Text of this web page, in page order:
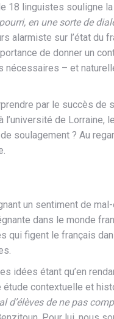
18 linguistes souligne
en une sorte de
alarmiste sur l’état du
de donner un
nécessaires – et
par le succès de
de Lorraine,
soulagement ? Au
un sentiment de
dans le monde
qui figent le français
idées étant qu’en
contextuelle et
d’élèves de ne pas